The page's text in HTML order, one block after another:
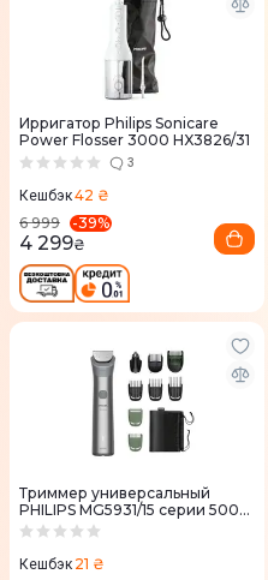
Ирригатор Philips Sonicare
Power Flosser 3000 HX3826/31
3
Кешбэк42 ₴
6 999
-39%
4 299₴
Триммер универсальный
PHILIPS MG5931/15 серии 5000
(10-в-1)
Кешбэк 21 ₴